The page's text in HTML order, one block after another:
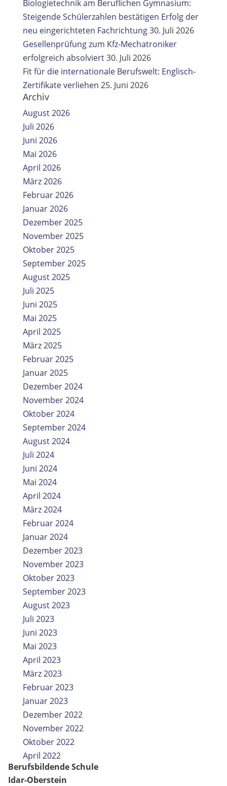
Biologietechnik am Beruflichen Gymnasium:
Steigende Schülerzahlen bestätigen Erfolg der
neu eingerichteten Fachrichtung30. Juli 2026
Gesellenprüfung zum Kfz-Mechatroniker
erfolgreich absolviert30. Juli 2026
Fit für die internationale Berufswelt: Englisch-
Zertifikate verliehen 25. Juni 2026
Archiv
August 2026
Juli 2026
Juni 2026
Mai 2026
April 2026
März 2026
Februar 2026
Januar 2026
Dezember 2025
November 2025
Oktober 2025
September 2025
August 2025
Juli 2025
Juni 2025
Mai 2025
April 2025
März 2025
Februar 2025
Januar 2025
Dezember 2024
November 2024
Oktober 2024
September 2024
August 2024
Juli 2024
Juni 2024
Mai 2024
April 2024
März 2024
Februar 2024
Januar 2024
Dezember 2023
November 2023
Oktober 2023
September 2023
August 2023
Juli 2023
Juni 2023
Mai 2023
April 2023
März 2023
Februar 2023
Januar 2023
Dezember 2022
November 2022
Oktober 2022
April 2022
Berufsbildende Schule
Idar-Oberstein